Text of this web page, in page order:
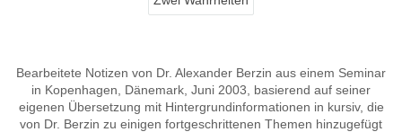
Bearbeitete Notizen von Dr. Alexander Berzin aus einem Seminar
in Kopenhagen, Dänemark, Juni 2003, basierend auf seiner
eigenen Übersetzung mit Hintergrundinformationen in kursiv, die
von Dr. Berzin zu einigen fortgeschrittenen Themen hinzugefügt